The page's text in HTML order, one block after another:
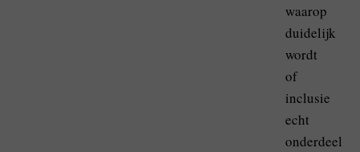
waarop
duidelijk
wordt
of
inclusie
echt
onderdeel